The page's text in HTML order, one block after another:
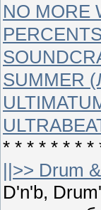
NO MORE
SUMMER
* * * * * * * *
||>> Drum
D'n'b,